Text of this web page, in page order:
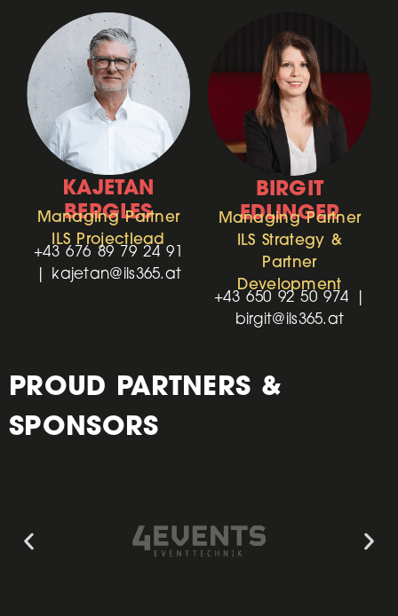
KAJETAN
BERGLES
Managing Partner
ILS Projectlead
+43 676 89 79 24 91
| kajetan@ils365.at
BIRGIT
EDLINGER
Managing Partner
ILS Strategy &
Partner
Development
+43 650 92 50 974 |
birgit@ils365.at
PROUD PARTNERS &
SPONSORS